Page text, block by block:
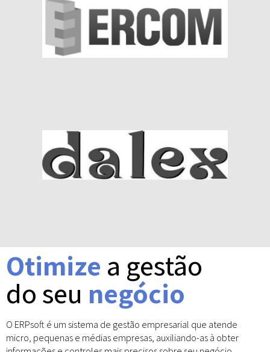
Otimize a gestão
do seu negócio
O ERPsoft é um sistema de gestão empresarial que atende
micro, pequenas e médias empresas, auxiliando-as à obter